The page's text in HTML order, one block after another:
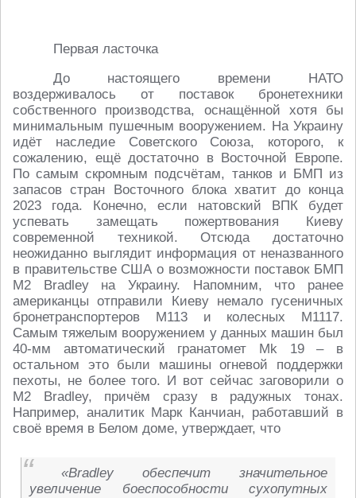
Первая ласточка
До настоящего времени НАТО
воздерживалось от поставок бронетехники
собственного производства, оснащённой хотя бы
минимальным пушечным вооружением. На Украину
идёт наследие Советского Союза, которого, к
сожалению, ещё достаточно в Восточной Европе.
По самым скромным подсчётам, танков и БМП из
запасов стран Восточного блока хватит до конца
2023 года. Конечно, если натовский ВПК будет
успевать замещать пожертвования Киеву
современной техникой. Отсюда достаточно
неожиданно выглядит информация от неназванного
в правительстве США о возможности поставок БМП
М2 Bradley на Украину. Напомним, что ранее
американцы отправили Киеву немало гусеничных
бронетранспортеров М113 и колесных M1117.
Самым тяжелым вооружением у данных машин был
40-мм автоматический гранатомет Mk 19 – в
остальном это были машины огневой поддержки
пехоты, не более того. И вот сейчас заговорили о
М2 Bradley, причём сразу в радужных тонах.
Например, аналитик Марк Канчиан, работавший в
своё время в Белом доме, утверждает, что
«Bradley обеспечит значительное
увеличение боеспособности сухопутных